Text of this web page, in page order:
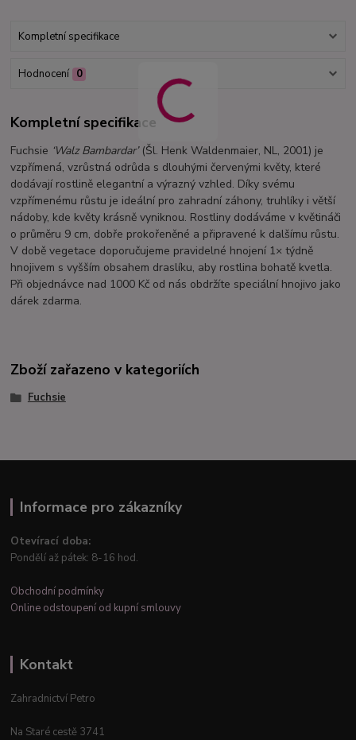
Kompletní specifikace
Hodnocení 0
Kompletní specifikace
Fuchsie ‘Walz Bambardar’(Šl. Henk Waldenmaier, NL, 2001) je
vzpřímená, vzrůstná odrůda s dlouhými červenými květy, které
dodávají rostlině elegantní a výrazný vzhled. Díky svému
vzpřímenému růstu je ideální pro zahradní záhony, truhlíky i větší
nádoby, kde květy krásně vyniknou. Rostliny dodáváme v květináči
o průměru 9 cm, dobře prokořeněné a připravené k dalšímu růstu.
V době vegetace doporučujeme pravidelné hnojení 1× týdně
hnojivem s vyšším obsahem draslíku, aby rostlina bohatě kvetla.
Při objednávce nad 1000 Kč od nás obdržíte speciální hnojivo jako
dárek zdarma.
Zboží zařazeno v kategoriích
Fuchsie
Informace pro zákazníky
Otevírací doba:
Pondělí až pátek: 8-16 hod.
Obchodní podmínky
Online odstoupení od kupní smlouvy
Kontakt
Zahradnictví Petro
Na Staré cestě 3741